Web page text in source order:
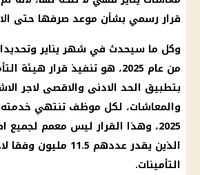
قرار رسمي بشأن موعد صرفها حتى
وكل ما سيحدث في شهر يناير
من عام 2025، هو تنفيذ قرار هيئة
بتطبيق الحد الادنى والاقصى لاجر
والمعاشات، لكل موظف تنتهي خدمته
2025، وهذا القرار ليس معمم لجميع
الذين يقدر عددهم 11.5 مليون وفقا لاخر احصائية اعلنتها
التأمينات.